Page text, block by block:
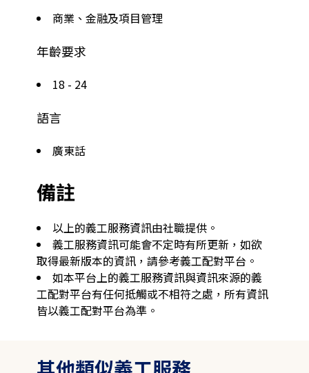
商業、金融及項目管理
年齡要求
18 - 24
語言
廣東話
備註
以上的義工服務資訊由社職提供。
義工服務資訊可能會不定時有所更新，如欲
取得最新版本的資訊，請參考義工配對平台。
如本平台上的義工服務資訊與資訊來源的義
工配對平台有任何抵觸或不相符之處，所有資訊
皆以義工配對平台為準。